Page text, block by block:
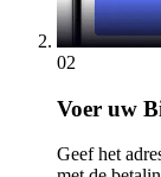
02
Voer uw
Geef het